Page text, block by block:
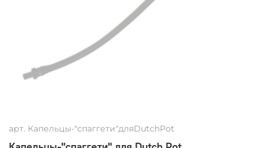
арт. Капельцы-"спаггети"дляDutchPot